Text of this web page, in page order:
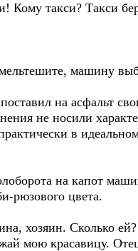
Кому такси? Такси
машину
на асфальт
не носили
в
на капот
рюзового цвета.
хозяин. Сколько
мою красавицу.